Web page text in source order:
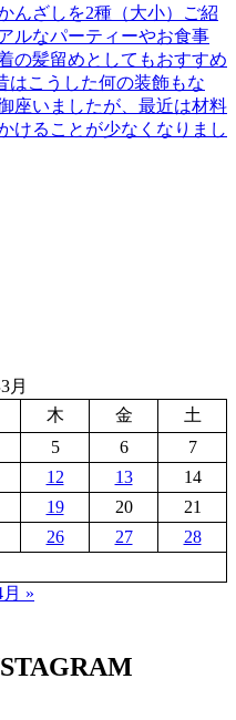
んざしを2種（大小）ご紹
ルなパーティーやお食事
の髪留めとしてもおすすめ
こうした何の装飾もな
座いましたが、最近は材料
けることが少なくなりまし
月
木 金
土
5 6
7
12 13
14
19 20
21
26 27
28
月 »